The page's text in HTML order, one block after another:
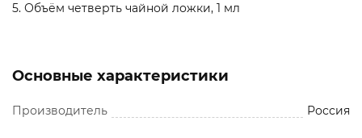
5. Объём четверть чайной ложки, 1 мл
Основные характеристики
Производитель Россия